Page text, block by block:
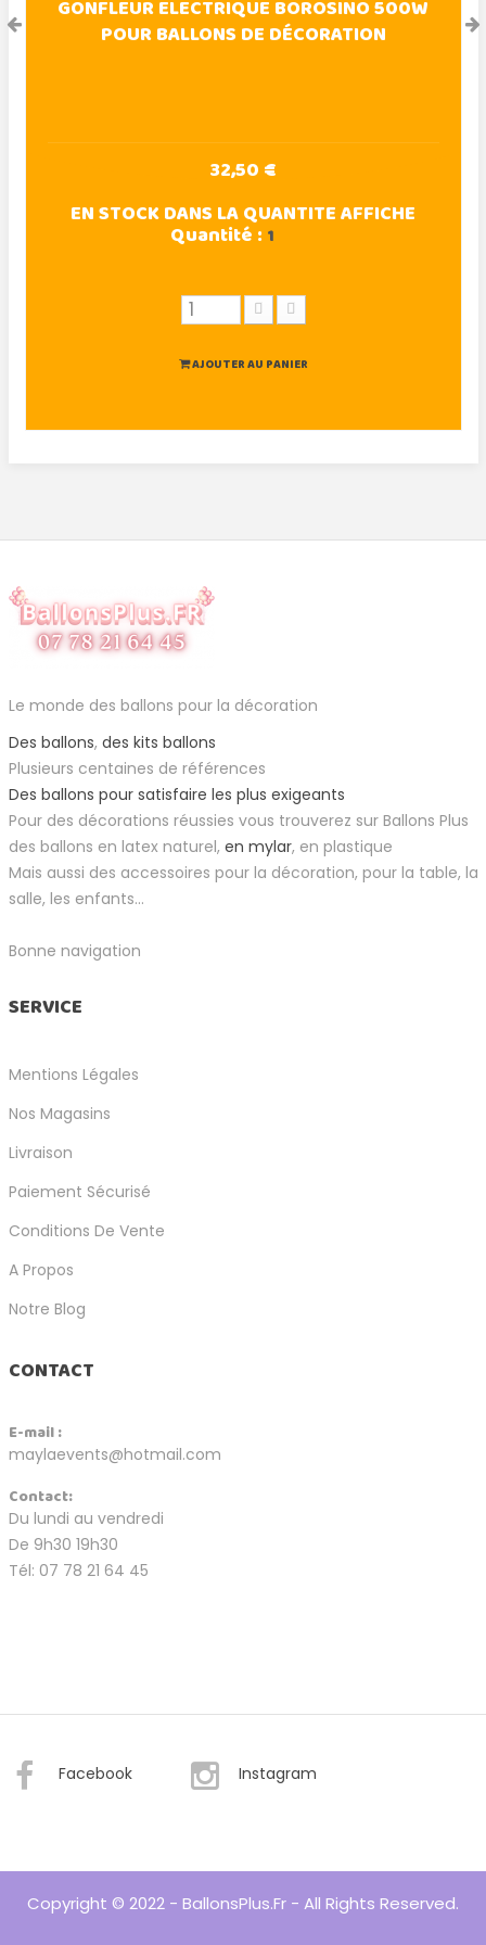
GONFLEUR ELECTRIQUE BOROSINO 500W
POUR BALLONS DE DÉCORATION
32,50 €
EN STOCK DANS LA QUANTITE AFFICHE
Quantité : 1
AJOUTER AU PANIER
Le monde des ballons pour la décoration
Des ballons, des kits ballons
Plusieurs centaines de références
Des ballons pour satisfaire les plus exigeants
Pour des décorations réussies vous trouverez sur Ballons Plus
des ballons en latex naturel, en mylar, en plastique
Mais aussi des accessoires pour la décoration, pour la table, la
salle, les enfants...
Bonne navigation
SERVICE
Mentions Légales
Nos Magasins
Livraison
Paiement Sécurisé
Conditions De Vente
A Propos
Notre Blog
CONTACT
E-mail :
maylaevents@hotmail.com
Contact:
Du lundi au vendredi
De 9h30 19h30
Tél: 07 78 21 64 45
Facebook Instagram
Copyright © 2022 - BallonsPlus.fr - All Rights Reserved.